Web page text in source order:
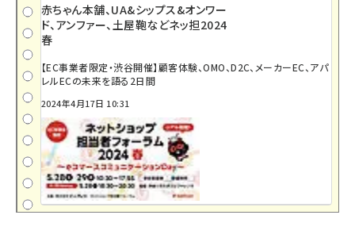
赤ちゃん本舗、UA&シップス&オンワー
ド、アンファー、土屋鞄などネッ担2024
春
【EC事業者限定・渋谷開催】顧客体験、OMO、D2C、メーカーEC、アパ
レルECの未来を語る2日間
2024年4月17日 10:31